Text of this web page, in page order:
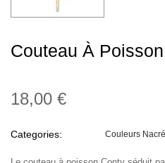
Couteau À
18,00 €
Categories: Couleurs